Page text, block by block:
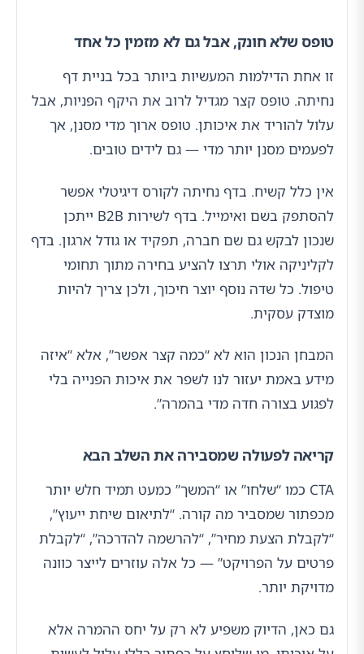
טופס שלא חונק, אבל גם לא מזמין כל אחד
זו אחת הדילמות המעשיות ביותר בכל בניית דף
נחיתה. טופס קצר מגדיל לרוב את היקף הפניות, אבל
עלול להוריד את איכותן. טופס ארוך מדי מסנן, אך
לפעמים מסנן יותר מדי — גם לידים טובים.
אין כלל קשיח. בדף נחיתה לקורס דיגיטלי אפשר
להסתפק בשם ואימייל. בדף לשירות B2B ייתכן
שנכון לבקש גם שם חברה, תפקיד או גודל ארגון. בדף
לקליניקה אולי תרצו להציע בחירה מתוך תחומי
טיפול. כל שדה נוסף יוצר חיכוך, ולכן צריך להיות
מוצדק עסקית.
המבחן הנכון הוא לא “כמה קצר אפשר”, אלא “איזה
מידע באמת יעזור לנו לשפר את איכות הפנייה בלי
לפגוע בצורה חדה מדי בהמרה”.
קריאה לפעולה שמסבירה את השלב הבא
CTA כמו “שלחו” או “המשך” כמעט תמיד חלש יותר
מכפתור שמסביר מה קורה. “לתיאום שיחת ייעוץ”,
“לקבלת הצעת מחיר”, “להרשמה להדרכה”, “לקבלת
פרטים על הפרויקט” — כל אלה עוזרים לייצר כוונה
מדויקת יותר.
גם כאן, הדיוק משפיע לא רק על יחס ההמרה אלא